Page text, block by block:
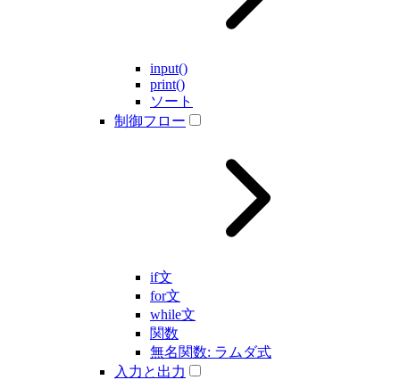
input()
print()
ソート
制御フロー
if文
for文
while文
関数
無名関数: ラムダ式
入力と出力